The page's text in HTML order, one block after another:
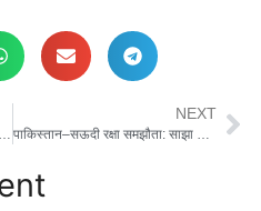
चुनाव आयोग का बड़ा फैसला,EVM पर उम्मीदवारों की रंगीन फोटो -बिहार से होगा आरंभ
NEXT
पाकिस्तान–सऊदी रक्षा समझौता: साझा सुरक्षा पर ऐतिहासिक करार, भारत पर क्या होगा असर?